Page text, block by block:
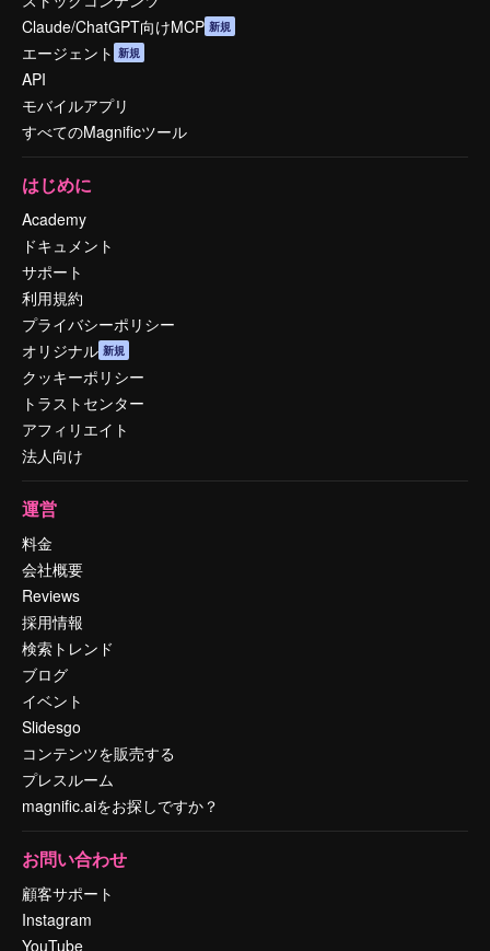
Claude/ChatGPT向けMCP 新規
エージェント 新規
API
モバイルアプリ
すべてのMagnificツール
はじめに
Academy
ドキュメント
サポート
利用規約
プライバシーポリシー
オリジナル 新規
クッキーポリシー
トラストセンター
アフィリエイト
法人向け
運営
料金
会社概要
Reviews
採用情報
検索トレンド
ブログ
イベント
Slidesgo
コンテンツを販売する
プレスルーム
magnific.aiをお探しですか？
お問い合わせ
顧客サポート
Instagram
YouTube